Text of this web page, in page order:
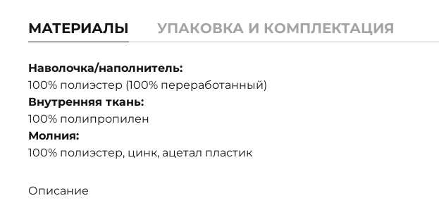
МАТЕРИАЛЫ УПАКОВКА И КОМПЛЕКТАЦИЯ
Наволочка/наполнитель:
100% полиэстер (100% переработанный)
Внутренняя ткань:
100% полипропилен
Молния:
100% полиэстер, цинк, ацетал пластик
Описание